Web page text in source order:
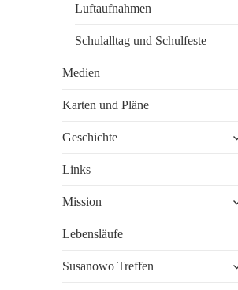
Luftaufnahmen
Schulalltag und Schulfeste
Medien
Karten und Pläne
Geschichte
Links
Mission
Lebensläufe
Susanowo Treffen